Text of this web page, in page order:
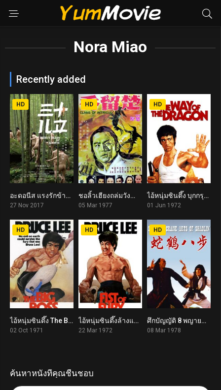
Nora Miao
Recently added
5.3
HD
อะดอนีส แรงรักข้ามเวลา Thirty Years of Adonis (2017)
27 Nov 2017
6.9
HD
ชอลิ้วเฮียงถล่มวังน้ำทิพย์ Clans of Intrigue (1977)
05 Mar 1977
7.3
HD
ไอ้หนุ่มซินตึ๊ง บุกกรุงโรม The Way of the Dragon (1972)
01 Jun 1972
7.1
HD
ไอ้หนุ่มซินตึ๊ง The Big Boss (1971)
02 Oct 1971
7.4
HD
ไอ้หนุ่มซินตึ๊งล้างแค้น Fist of Fury (1972)
22 Mar 1972
6.6
HD
ศึกบัญญัติ 8 พญายม Snake and Crane Arts of Shaolin (1978)
08 Mar 1978
ค้นหาหนังที่คุณชื่นชอบ